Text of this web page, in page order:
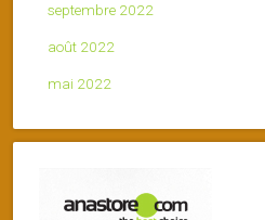
septembre 2022
août 2022
mai 2022